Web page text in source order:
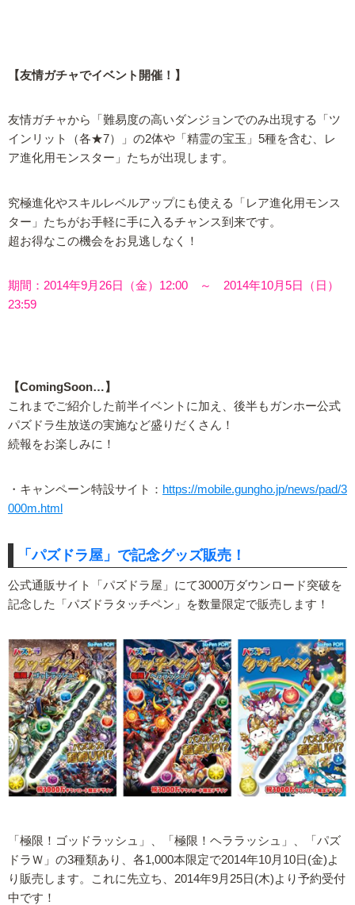
【友情ガチャでイベント開催！】
友情ガチャから「難易度の高いダンジョンでのみ出現する「ツ
インリット（各★7）」の2体や「精霊の宝玉」5種を含む、レ
ア進化用モンスター」たちが出現します。
究極進化やスキルレベルアップにも使える「レア進化用モンス
ター」たちがお手軽に手に入るチャンス到来です。
超お得なこの機会をお見逃しなく！
期間：2014年9月26日（金）12:00 ～ 2014年10月5日（日）
23:59
【ComingSoon…】
これまでご紹介した前半イベントに加え、後半もガンホー公式
パズドラ生放送の実施など盛りだくさん！
続報をお楽しみに！
・キャンペーン特設サイト： https://mobile.gungho.jp/news/pad/3
000m.html
「パズドラ屋」で記念グッズ販売！
公式通販サイト「パズドラ屋」にて3000万ダウンロード突破を
記念した「パズドラタッチペン」を数量限定で販売します！
「極限！ゴッドラッシュ」、「極限！ヘララッシュ」、「パズ
ドラＷ」の3種類あり、各1,000本限定で2014年10月10日(金)よ
り販売します。これに先立ち、2014年9月25日(木)より予約受付
中です！